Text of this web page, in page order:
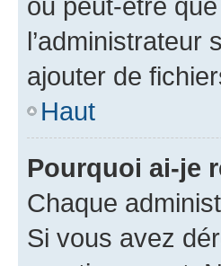
ajouter de
Haut
Pourquoi ai-je
Chaque
Si vous avez